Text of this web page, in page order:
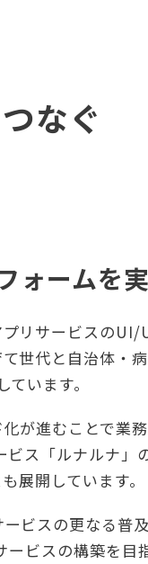
なぐ
ォームを
リサービスのUI/
世代と自治体・
います。
が進むことで業
ス「ルナルナ」
展開しています。
ビスの更なる普及
ービスの構築を目